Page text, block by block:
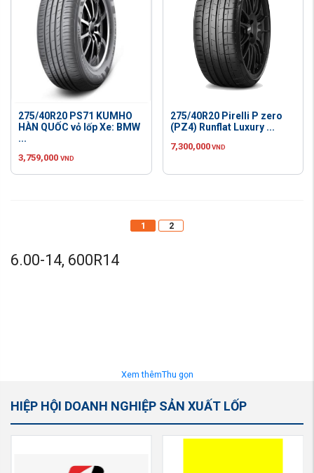
275/40R20 PS71 KUMHO
HÀN QUỐC vỏ lốp Xe: BMW
...
3,759,000 VND
275/40R20 Pirelli P zero
(PZ4) Runflat Luxury ...
7,300,000 VND
1 2
6.00-14, 600R14
Xem thêmThu gọn
HIỆP HỘI DOANH NGHIỆP SẢN XUẤT LỐP